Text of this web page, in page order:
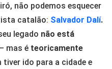
não podemos esquecer
catalão: Salvador Dalí.
legado não está
– mas é teoricamente
tiver ido para a cidade e